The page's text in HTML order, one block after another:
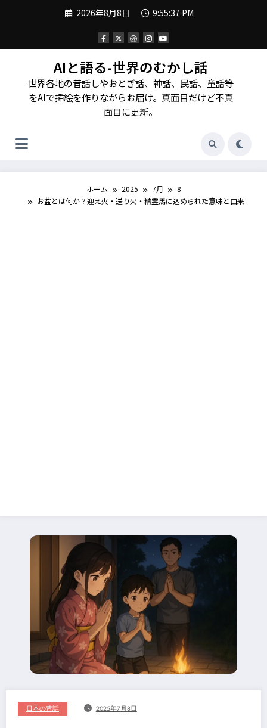
ツ
2026年8月8日 9:55:39 PM
AIと語る-世界のむかし話
世界各地の昔話しやおとぎ話、神話、民話、童話等
をAIで挿絵を作りながらお届け。真面目だけど不真
面目に更新。
ホーム 2025 7月
8
お盆とは何か？迎え火・送り火・精霊馬に込められた意味と由来
日本の昔話 2025年7月8日